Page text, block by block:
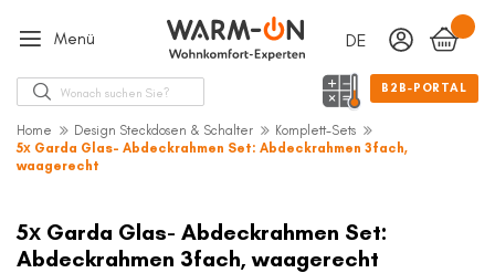
Menü
Suche
Sprache
DEUTSCH
B2B-PORTAL
Home Design Steckdosen & Schalter
Komplett-Sets
5х Garda Glas- Abdeckrahmen Set: Abdeckrahmen 3fach,
waagerecht
der
Bildergalerie
5х Garda Glas- Abdeckrahmen Set:
Abdeckrahmen 3fach, waagerecht